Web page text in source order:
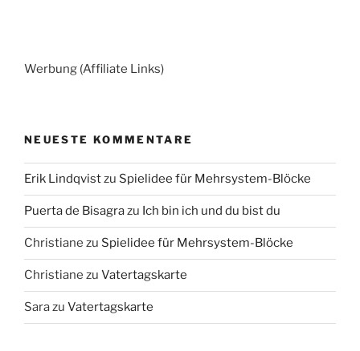
Werbung (Affiliate Links)
NEUESTE KOMMENTARE
Erik Lindqvistzu Spielidee für Mehrsystem-Blöcke
Puerta de Bisagrazu Ich bin ich und du bist du
Christiane zu Spielidee für Mehrsystem-Blöcke
Christiane zu Vatertagskarte
Sarazu Vatertagskarte